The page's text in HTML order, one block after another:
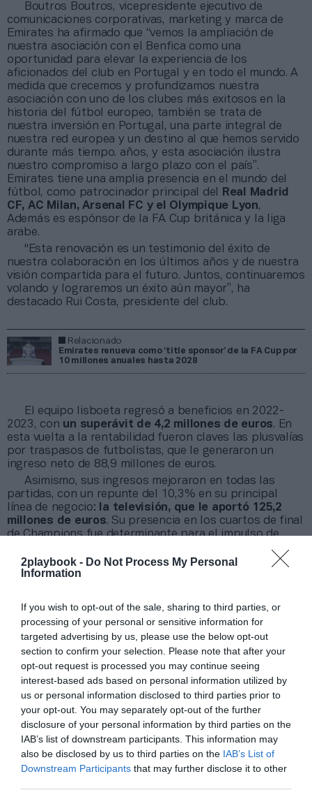
2playbook - Do Not Process My Personal
Information
If you wish to opt-out of the sale, sharing to third parties, or
processing of your personal or sensitive information for
targeted advertising by us, please use the below opt-out
section to confirm your selection. Please note that after your
opt-out request is processed you may continue seeing
interest-based ads based on personal information utilized by
us or personal information disclosed to third parties prior to
your opt-out. You may separately opt-out of the further
disclosure of your personal information by third parties on the
IAB’s list of downstream participants. This information may
also be disclosed by us to third parties on the IAB’s List of
Downstream Participants that may further disclose it to other
Boutros Boutros, vicepresidente ejecutivo de
comunicaciones corporativas, marketing y marca de
Emirates ha afirmado que “vemos la ampliación de
nuestra asociación con el Benfica como una
oportunidad para elevar la experiencia de los
aficionados del club en Portugal y en todo el mundo. A
medida que crecemos y profundizamos nuestra
asociación con uno de los clubes más exitosos en la
historia del fútbol europeo, también se trata de
nuestra inversión en Portugal, una parte integral de
nuestra red europea y un destino al que hemos servido
durante más tiempo. años, y esta asociación ilustra
nuestro compromiso a largo plazo con el país”.
Emirates tiene una amplia presencia en el mundo del
fútbol, como patrocinador principal del
Real Madrid
CF, AC Milan, Arsenal FC y el Olympique Lyon,
Además es espónsor de la FA Cup británica y la liga
arabe.
"Esta renovación es un testimonio del éxito de
nuestra colaboración en los últimos años y de nuestra
visión compartida para el futuro. Juntos, continuaremos
volando y lograremos un éxito aún mayor”, ha
destacado Rui Costa, presidente del club.
Relacionado
Emirates renueva como ‘title sponsor’ de la FA Cup por
10 millones anuales hasta 2028
El equipo lisboeta regresó a beneficios en 2022-
2023, con un superávit de 4,2 millones de euros. En
esta vuelta a la rentabilidad fueron claves las plusvalías
por traspasos de futbolistas, que le generaron un
ingreso neto de 88,9 millones de euros.
Asimismo, sus ingresos mejoraron en todas las
partidas, con un repunte del 10,3% en su principal
línea de negocio:
la televisión, que le aportó 125,2
millones de euros. Su presencia en los cuartos de final
de Champions fue determinante para el impulso de
2024, el Benfica ganó 18 millones impulsado por la
venta de Gonçalo Ramos al PSG por 65 millones más
Sobre Intelligence 2P
Intelligence 2P es la unidad de estrategia e
inteligencia de mercado de 2Playbook, cuya plataforma
de datos monitoriza en tiempo real el negocio de 60
clubes de LaLiga, Liga F y Primera Rfef; 200 clubes de
ligas europeas; 22 clubes de ACB y Primera FEB y otra
veintena de Euroliga, Eurocup y BCL.
La plataforma también contabiliza la asistencia a
todos los eventos deportivos, de entretenimiento y
música en España, así como más de 24.000 contratos
de patrocinio en el mercado español y otros 7.000